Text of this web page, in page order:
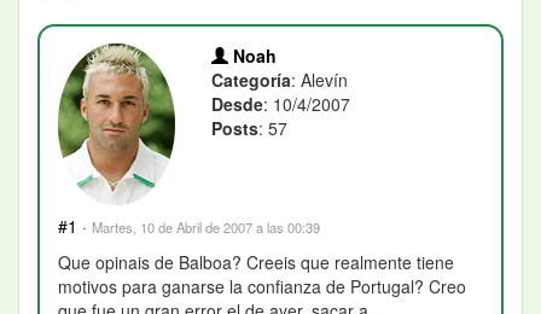
Noah
Categoría: Alevín
Desde: 10/4/2007
Posts: 57
#1 · Martes, 10 de Abril de 2007 a las 00:39
Que opinais de Balboa? Creeis que realmente tiene
motivos para ganarse la confianza de Portugal? Creo